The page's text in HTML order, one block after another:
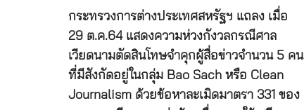
กระทรวงการต่างประเทศสหรัฐฯ แถลง เมื่อ
29 ต.ค.64 แสดงความห่วงกังวลกรณีศาล
เวียดนามตัดสินโทษจำคุกผู้สื่อข่าวจำนวน 5 คน
ที่มีสังกัดอยู่ในกลุ่ม Bao Sach หรือ Clean
Journalism ด้วยข้อหาละเมิดมาตรา 331 ของ